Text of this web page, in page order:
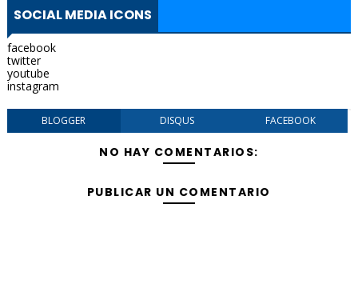
SOCIAL MEDIA ICONS
facebook
twitter
youtube
instagram
BLOGGER DISQUS FACEBOOK
NO HAY COMENTARIOS:
PUBLICAR UN COMENTARIO